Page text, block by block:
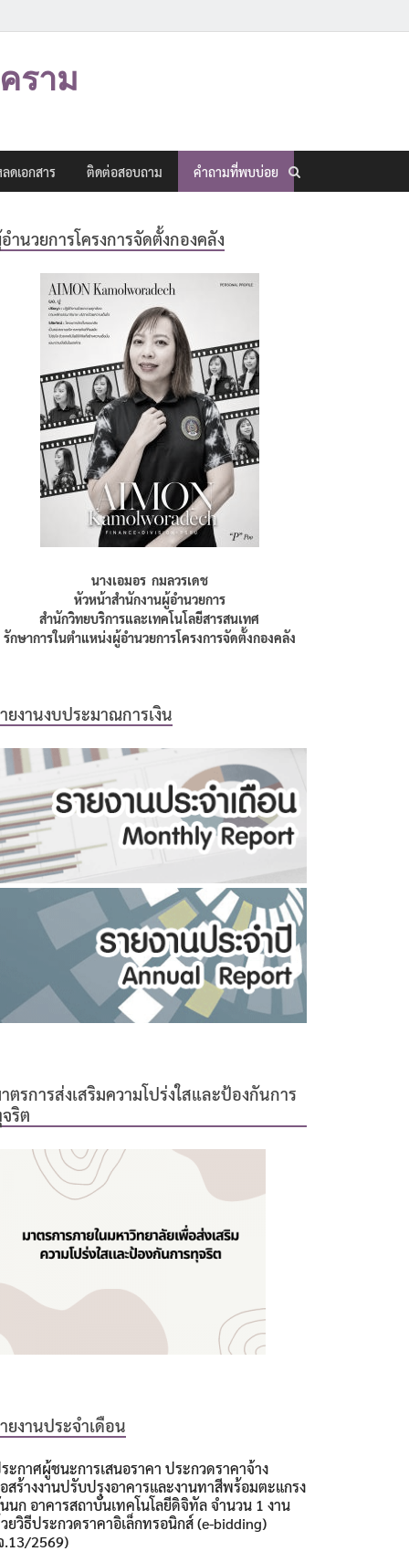
ราม
ดเอกสาร ติดต่อสอบถาม คำถามที่พบบ่อย
ำนวยการโครงการจัดตั้งกองคลัง
นางเอมอร กมลวรเดช
หัวหน้าสำนักงานผู้อำนวยการ
สำนักวิทยบริการและเทคโนโลยีสารสนเทศ
รักษาการในตำแหน่งผู้อำนวยการโครงการจัดตั้งกองคลัง
ยงานงบประมาณการเงิน
ตรการส่งเสริมความโปร่งใสและป้องกันการ
ริต
ยงานประจำเดือน
ะกาศผู้ชนะการเสนอราคา ประกวดราคาจ้าง
สร้างงานปรับปรุงอาคารและงานทาสีพร้อมตะแกรง
นก อาคารสถาบันเทคโนโลยีดิจิทัล จำนวน 1 งาน
ยวิธีประกวดราคาอิเล็กทรอนิกส์ (e-bidding)
.13/2569)